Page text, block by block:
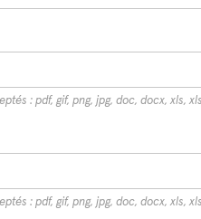
: pdf, gif, png, jpg, doc, docx, xls,
: pdf, gif, png, jpg, doc, docx, xls,